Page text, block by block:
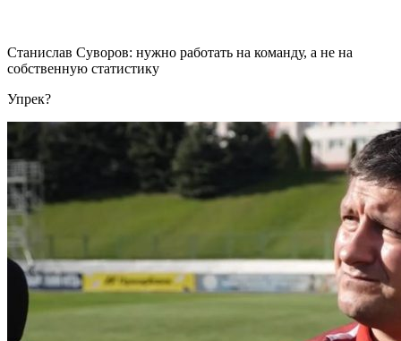
Станислав Суворов: нужно работать на команду, а не на
собственную статистику
Упрек?